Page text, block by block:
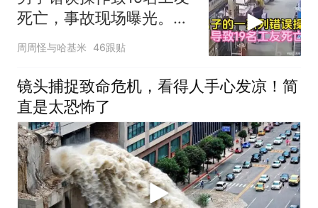
死亡，事故现场曝光。一
场悲剧的警示
周周怪与哈基米 46跟贴
镜头捕捉致命危机，看得人手心发凉！简
直是太恐怖了